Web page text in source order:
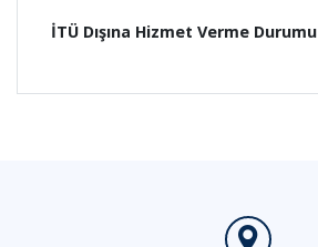
İTÜ Dışına Hizmet Verme Durumu